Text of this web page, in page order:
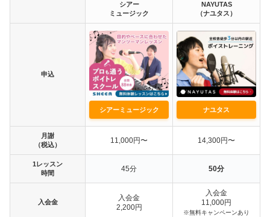
シアー
ミュージック
NAYUTAS
（ナユタス）
申込
シアーミュージック ナユタス
月謝
（税込）
11,000円〜 14,300円〜
1レッスン
時間
45分 50分
入会金
入会金
2,200円
入会金
11,000円
※無料キャンペーンあり